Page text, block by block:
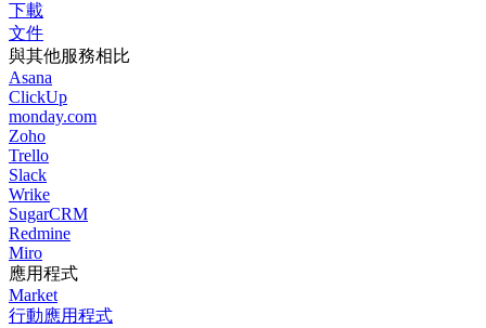
下載
文件
與其他服務相比
Asana
ClickUp
monday.com
Zoho
Trello
Slack
Wrike
SugarCRM
Redmine
Miro
應用程式
Market
行動應用程式